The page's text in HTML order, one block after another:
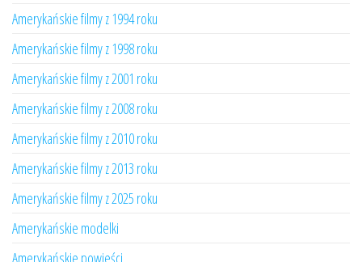
Amerykańskie filmy z 1994 roku
Amerykańskie filmy z 1998 roku
Amerykańskie filmy z 2001 roku
Amerykańskie filmy z 2008 roku
Amerykańskie filmy z 2010 roku
Amerykańskie filmy z 2013 roku
Amerykańskie filmy z 2025 roku
Amerykańskie modelki
Amerykańskie powieści